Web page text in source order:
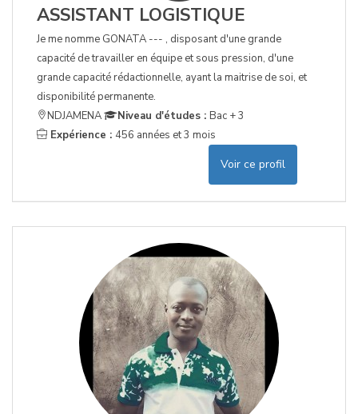
ASSISTANT LOGISTIQUE
Je me nomme GONATA --- , disposant d'une grande
capacité de travailler en équipe et sous pression, d'une
grande capacité rédactionnelle, ayant la maitrise de soi, et
disponibilité permanente.
NDJAMENA
Niveau d'études : Bac + 3
Expérience : 456 années et 3 mois
Voir ce profil